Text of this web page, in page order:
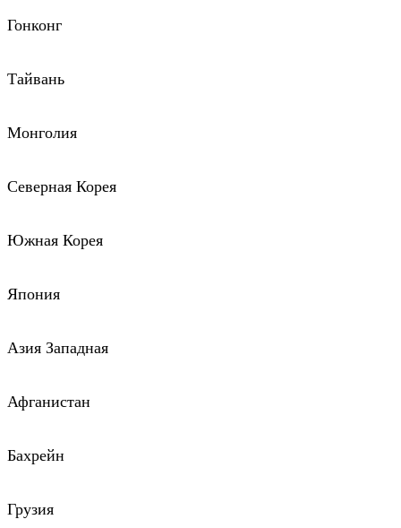
Гонконг
Тайвань
Монголия
Северная Корея
Южная Корея
Япония
Азия Западная
Афганистан
Бахрейн
Грузия